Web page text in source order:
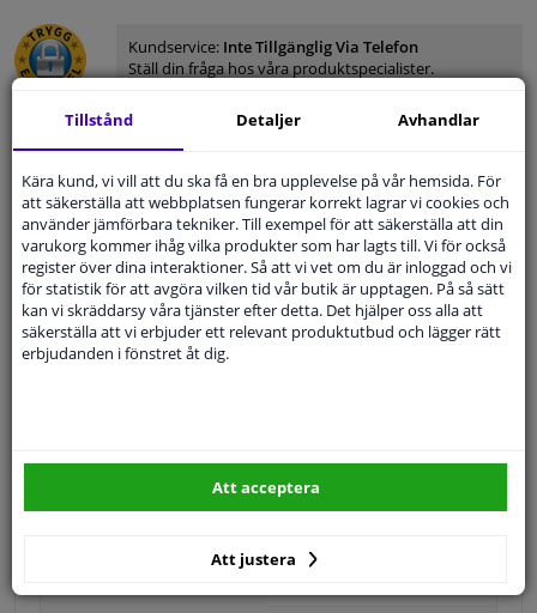
Kundservice: Inte Tillgänglig Via Telefon
Ställ din fråga hos våra produktspecialister.
Modellmatchande garanti, Hitta rätt bildelar.
Fyll i ditt registreringsnummerellerVälj din bil.
SÖK
Vänster, förarens sida
Tillstånd Detaljer Avhandlar
Kära kund, vi vill att du ska få en bra upplevelse på vår hemsida. För
att säkerställa att webbplatsen fungerar korrekt lagrar vi cookies och
använder jämförbara tekniker. Till exempel för att säkerställa att din
varukorg kommer ihåg vilka produkter som har lagts till. Vi för också
register över dina interaktioner. Så att vi vet om du är inloggad och vi
för statistik för att avgöra vilken tid vår butik är upptagen. På så sätt
kan vi skräddarsy våra tjänster efter detta. Det hjälper oss alla att
säkerställa att vi erbjuder ett relevant produktutbud och lägger rätt
erbjudanden i fönstret åt dig.
Att justera
Att acceptera